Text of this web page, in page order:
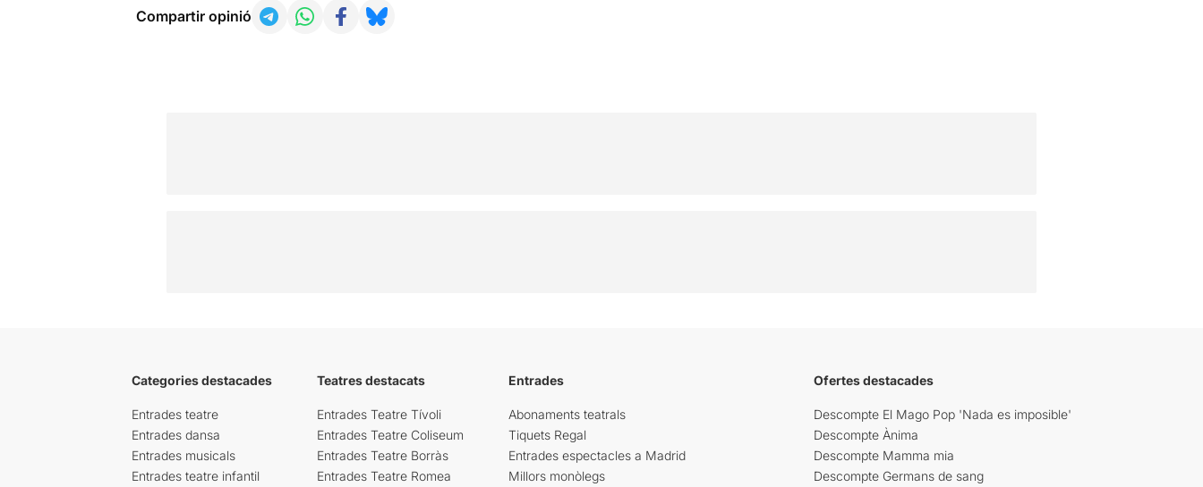
Compartir opinió
Categories destacades
Entrades teatre
Entrades dansa
Entrades musicals
Entrades teatre infantil
Teatres destacats
Entrades Teatre Tívoli
Entrades Teatre Coliseum
Entrades Teatre Borràs
Entrades Teatre Romea
Entrades
Abonaments teatrals
Tiquets Regal
Entrades espectacles a Madrid
Millors monòlegs
Ofertes destacades
Descompte El Mago Pop 'Nada es imposible'
Descompte Ànima
Descompte Mamma mia
Descompte Germans de sang